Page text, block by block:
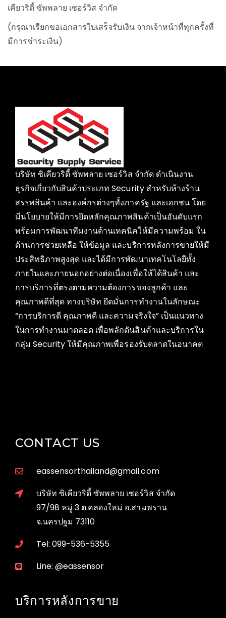
เคียวริตี้ ซัพพลาย เซอร์วิส จำกัด
(กรุณาเรียกขอเอกสารใบเสร็จรับเงิน จากเจ้าหน้าที่ทุกครั้งที่
มีการชำระเงิน)
บริษัท ซิเคียวริตี้ ซัพพลาย เซอร์วิส จำกัด ดำเนินงาน
ธุรกิจเกี่ยวกับสินค้าประเภท Security สำหรับห้างร้าน
สรรพสินค้า และองค์กรต่างๆทั้งภาครัฐ และเอกชน โดย
มีนโยบายให้มีการยึดหลักคุณภาพสินค้าเป็นอันดับแรก
พร้อมการพัฒนาทีมงานด้านเทคนิคให้มีความพร้อม ใน
ด้านการช่วยเหลือ ให้ข้อมูล และบริการหลังการขายให้มี
ประสิทธิภาพสูงสุด และได้มีการพัฒนาเทคโนโลยีทั้ง
ภายในและภายนอกอย่างต่อเนื่องเพื่อให้ได้สินค้า และ
การบริการที่ตรงตามความต้องการของลูกค้า และ
คุณภาพดีที่สุด ทางบริษัท ยึดมั่นการทำงานในลักษณะ
“การบริการดี คุณภาพดี และความจริงใจ” เป็นแนวทาง
ในการทำงานมาตลอด เพื่อพลักดันสินค้าและบริการใน
กลุ่ม Security ให้มีคุณภาพเพื่อรองรับตลาดในอนาคต
CONTACT US
eassensorthailand@gmail.com
บริษัท ซิเคียวริตี้ ซัพพลาย เซอร์วิส จำกัด
97/98 หมู่ 3 ต.คลองใหม่ อ.สามพราน
จ.นครปฐม 73110
Tel: 099-536-5355
Line: @eassensor
บริการหลังการขาย